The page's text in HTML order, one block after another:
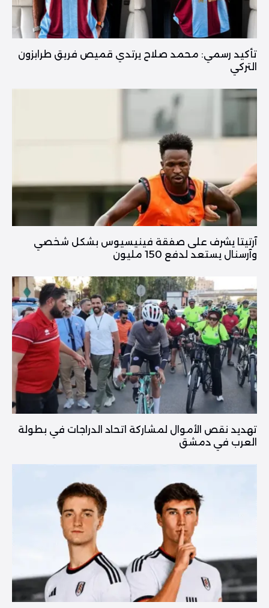
تأكيد رسمي: محمد صلاح يرتدي قميص فريق طرابزون
التركي
آرتيتا يشرف على صفقة فينيسيوس بشكل شخصي
وآرسنال يستعد لدفع 150 مليون
تهديد نقص الأموال لمشاركة اتحاد الدراجات في بطولة
العرب في دمشق